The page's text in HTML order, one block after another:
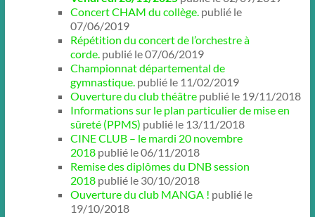
Concert CHAM du collège. publié le
07/06/2019
Répétition du concert de l’orchestre à
corde. publié le 07/06/2019
Championnat départemental de
gymnastique. publié le 11/02/2019
Ouverture du club théâtrepublié le 19/11/2018
Informations sur le plan particulier de mise en
sûreté (PPMS) publié le 13/11/2018
CINE CLUB – le mardi 20 novembre
2018publié le 06/11/2018
Remise des diplômes du DNB session
2018publié le 30/10/2018
Ouverture du club MANGA ! publié le
19/10/2018